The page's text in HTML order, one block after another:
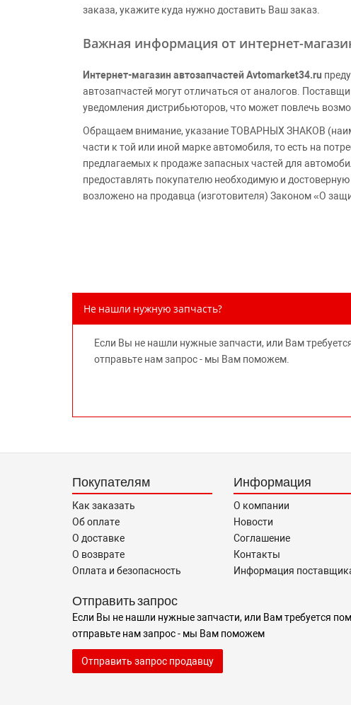
заказа, укажите куда нужно доставить Ваш заказ.
Важная информация от интернет-
Интернет-магазин автозапчастей Avtomarket34.ru
автозапчастей могут отличаться от аналогов.
уведомления дистрибьюторов, что может повлечь
Обращаем внимание, указание ТОВАРНЫХ ЗНАКОВ
части к той или иной марке автомобиля, то есть на
предлагаемых к продаже запасных частей для
предоставлять покупателю необходимую и
возложено на продавца (изготовителя) Законом «О
Не нашли нужную запчасть?
Если Вы не нашли нужные запчасти, или Вам
отправьте нам запрос - мы Вам поможем.
Покупателям
Как заказать
Об оплате
О доставке
О возврате
Оплата и безопасность
Информация
О компании
Новости
Соглашение
Контакты
Информация
Отправить запрос
Если Вы не нашли нужные запчасти, или Вам требуется
отправьте нам запрос - мы Вам поможем
Отправить запрос продавцу